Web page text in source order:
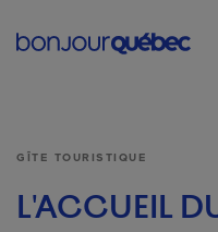
GÎTE TOURISTIQUE
L'ACCUEIL